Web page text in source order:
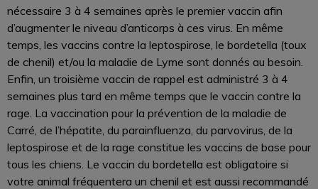
nécessaire 3 à 4 semaines après le premier vaccin afin
d’augmenter le niveau d’anticorps à ces virus. En même
temps, les vaccins contre la leptospirose, le bordetella (toux
de chenil) et/ou la maladie de Lyme sont donnés au besoin.
Enfin, un troisième vaccin de rappel est administré 3 à 4
semaines plus tard en même temps que le vaccin contre la
rage. La vaccination pour la prévention de la maladie de
Carré, de l’hépatite, du parainfluenza, du parvovirus, de la
leptospirose et de la rage constitue les vaccins de base pour
tous les chiens. Le vaccin du bordetella est obligatoire si
votre animal fréquentera un chenil et est aussi recommandé